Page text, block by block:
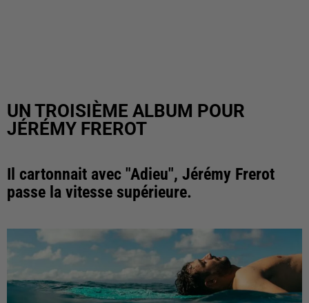
UN TROISIÈME ALBUM POUR
JÉRÉMY FREROT
Il cartonnait avec "Adieu", Jérémy Frerot
passe la vitesse supérieure.